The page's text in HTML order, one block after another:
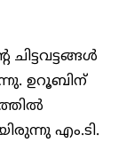
ഉറൂബിന്
എം.ടി.